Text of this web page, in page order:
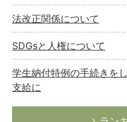
法改正関係について
SDGsと人権について
学生納付特例の手続きを
支給に